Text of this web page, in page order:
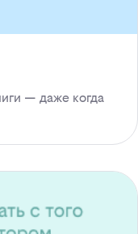
— даже когда